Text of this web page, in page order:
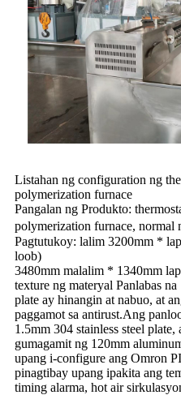
Listahan ng configuration ng
polymerization furnace
Pangalan ng Produkto:
polymerization furnace,
Pagtutukoy: lalim 3200mm *
loob)
3480mm malalim * 1340mm
texture ng materyal Panlabas
plate ay hinangin at nabuo, at
paggamot sa antirust.Ang
1.5mm 304 stainless steel
gumagamit ng 120mm
upang i-configure ang Omron
pinagtibay upang ipakita ang
timing alarma, hot air